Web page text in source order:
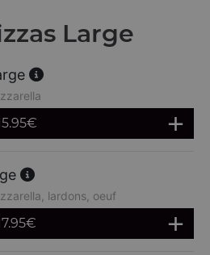
Large
€
lardons, oeuf
€